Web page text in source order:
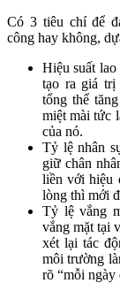
Có 3 tiêu chí để
công hay không,
Hiệu suất
tạo ra giá trị
tổng thể
miệt mài tức
của nó.
Tỷ lệ nhân
giữ chân
liền với hiệu
lòng thì mới
Tỷ lệ vắng
vắng mặt tại
xét lại tác
môi trường
rõ “mỗi ngày